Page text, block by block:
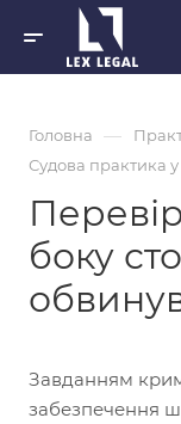
Головна —
Судова практика
боку
Завданням
забезпечення